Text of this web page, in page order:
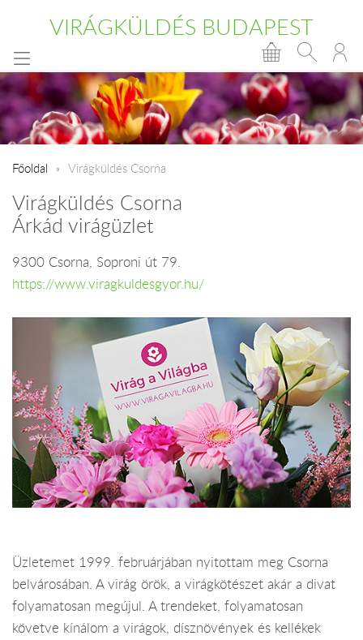
VIRÁGKÜLDÉS BUDAPEST
Főoldal Virágküldés Csorna
Virágküldés Csorna
Árkád virágüzlet
9300 Csorna, Soproni út 79.
https://www.viragkuldesgyor.hu/
Üzletemet 1999. februárjában nyitottam meg Csorna
belvárosában. A virág örök, a virágkötészet akár a divat
folyamatosan megújul. A trendeket, folyamatosan
követve kínálom a virágok, dísznövények és kellékek